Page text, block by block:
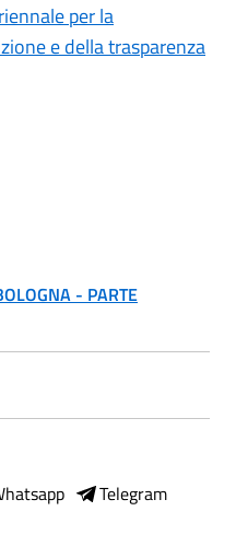
per la
e della trasparenza
- PARTE
Telegram